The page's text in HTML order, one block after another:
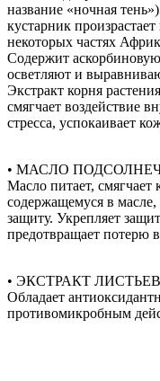
название «ночная
кустарник
некоторых частях
Содержит
осветляют и
Экстракт корня
смягчает воздействие
стресса, успокаивает
• МАСЛО
Масло питает, смягчает
содержащемуся в
защиту. Укрепляет
предотвращает потерю
• ЭКСТРАКТ
Обладает
противомикробным